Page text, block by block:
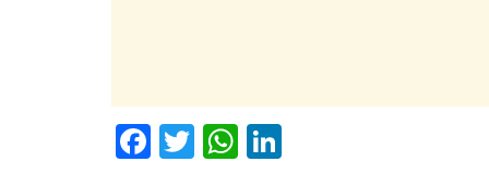
F T W